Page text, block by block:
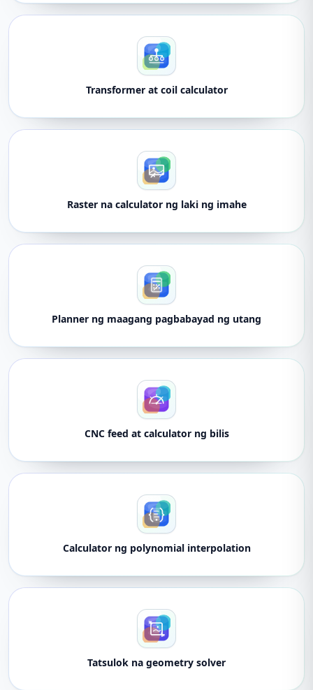
Transformer at coil calculator
Raster na calculator ng laki ng imahe
Planner ng maagang pagbabayad ng utang
CNC feed at calculator ng bilis
Calculator ng polynomial interpolation
Tatsulok na geometry solver